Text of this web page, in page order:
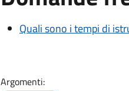
Quali sono i tempi di
Argomenti: